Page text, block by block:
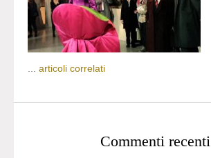
articoli correlati
Commenti recenti